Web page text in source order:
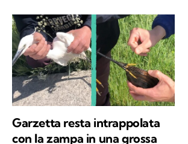
all’aria aperta, e appena posso
percorsi di trekking nella natura.
di Kodami ho ritrovato i miei
approccio consapevole ma agile
del mondo.
Garzetta resta intrappolata
con la zampa in una grossa